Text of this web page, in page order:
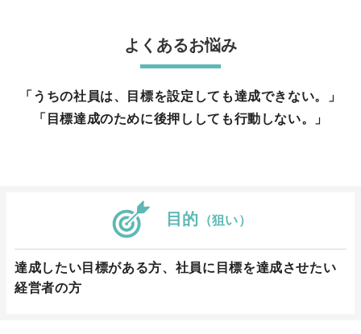
よくあるお悩み
「うちの社員は、目標を設定しても達成できない。」
「目標達成のために後押ししても行動しない。」
目的 （狙い）
達成したい目標がある方、社員に目標を達成させたい
経営者の方